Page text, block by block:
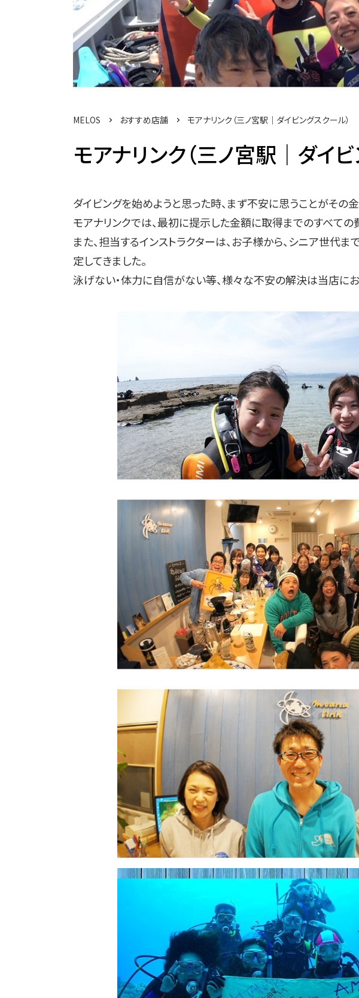
MELOS おすすめ店舗 モアナリンク（三ノ宮駅｜ダイビングスクール）
モアナリンク（三ノ宮駅｜ダイビ
ダイビングを始めようと思った時、まず不安に思うことがその金
モアナリンクでは、最初に提示した金額に取得までのすべての
また、担当するインストラクターは、お子様から、シニア世代
定してきました。
泳げない・体力に自信がない等、様々な不安の解決は当店にお